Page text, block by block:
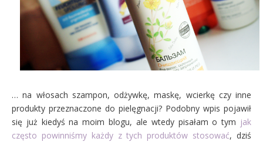
… na włosach szampon, odżywkę, maskę, wcierkę czy inne
produkty przeznaczone do pielęgnacji? Podobny wpis pojawił
się już kiedyś na moim blogu, ale wtedy pisałam o tym jak
często powinniśmy każdy z tych produktów stosować, dziś